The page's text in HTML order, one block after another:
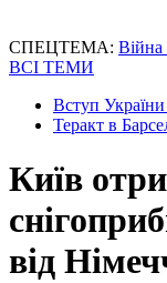
СПЕЦТЕМА: Війна
ВСІ ТЕМИ
Вступ
Теракт в
Київ
від